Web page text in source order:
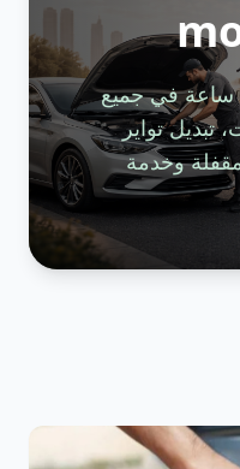
خدمة سيارات متنقلة 24 ساعة في جميع
تبديل تواير
وخدمة